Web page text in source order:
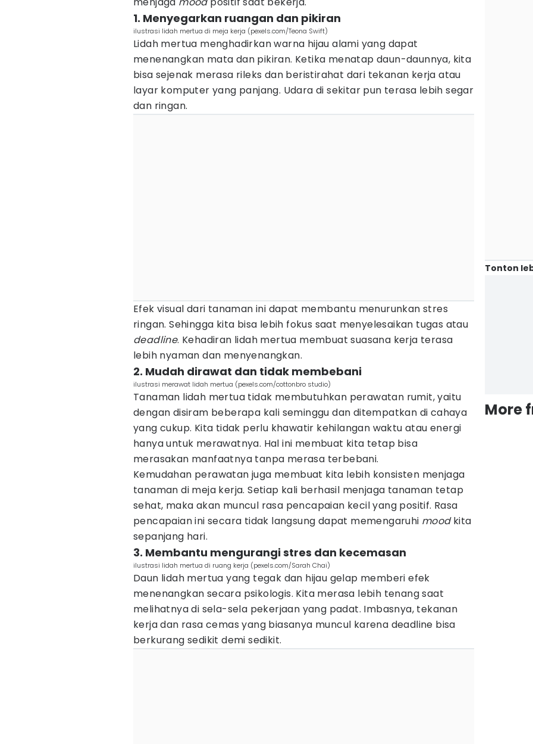
1. Menyegarkan ruangan dan pikiran
ilustrasi lidah mertua di meja kerja (pexels.com/Teona Swift)
Lidah mertua menghadirkan warna hijau alami yang dapat
menenangkan mata dan pikiran. Ketika menatap daun-daunnya, kita
bisa sejenak merasa rileks dan beristirahat dari tekanan kerja atau
layar komputer yang panjang. Udara di sekitar pun terasa lebih segar
dan ringan.
Efek visual dari tanaman ini dapat membantu menurunkan stres
ringan. Sehingga kita bisa lebih fokus saat menyelesaikan tugas atau
deadline. Kehadiran lidah mertua membuat suasana kerja terasa
lebih nyaman dan menyenangkan.
2. Mudah dirawat dan tidak membebani
ilustrasi merawat lidah mertua (pexels.com/cottonbro studio)
Tanaman lidah mertua tidak membutuhkan perawatan rumit, yaitu
dengan disiram beberapa kali seminggu dan ditempatkan di cahaya
yang cukup. Kita tidak perlu khawatir kehilangan waktu atau energi
hanya untuk merawatnya. Hal ini membuat kita tetap bisa
merasakan manfaatnya tanpa merasa terbebani.
Kemudahan perawatan juga membuat kita lebih konsisten menjaga
tanaman di meja kerja. Setiap kali berhasil menjaga tanaman tetap
sehat, maka akan muncul rasa pencapaian kecil yang positif. Rasa
pencapaian ini secara tidak langsung dapat memengaruhi moodkita
sepanjang hari.
3. Membantu mengurangi stres dan kecemasan
ilustrasi lidah mertua di ruang kerja (pexels.com/Sarah Chai)
Daun lidah mertua yang tegak dan hijau gelap memberi efek
menenangkan secara psikologis. Kita merasa lebih tenang saat
melihatnya di sela-sela pekerjaan yang padat. Imbasnya, tekanan
kerja dan rasa cemas yang biasanya muncul karena deadline bisa
berkurang sedikit demi sedikit.
Tonton
More